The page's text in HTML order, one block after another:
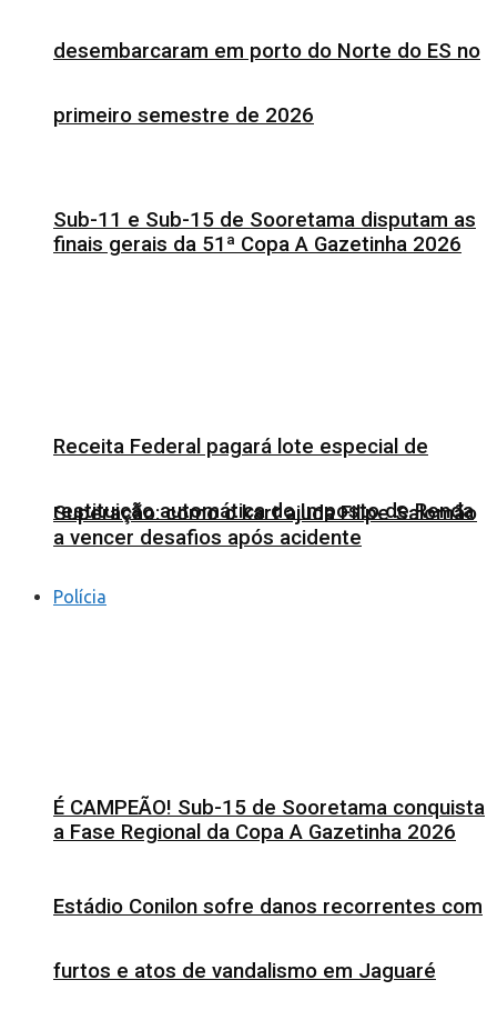
desembarcaram em porto do Norte do ES no
primeiro semestre de 2026
Receita Federal pagará lote especial de
restituição automática do Imposto de Renda
Polícia
Estádio Conilon sofre danos recorrentes com
furtos e atos de vandalismo em Jaguaré
Sub-11 e Sub-15 de Sooretama disputam as
finais gerais da 51ª Copa A Gazetinha 2026
Superação: como o kart ajuda Filipe Salomão
a vencer desafios após acidente
É CAMPEÃO! Sub-15 de Sooretama conquista
a Fase Regional da Copa A Gazetinha 2026